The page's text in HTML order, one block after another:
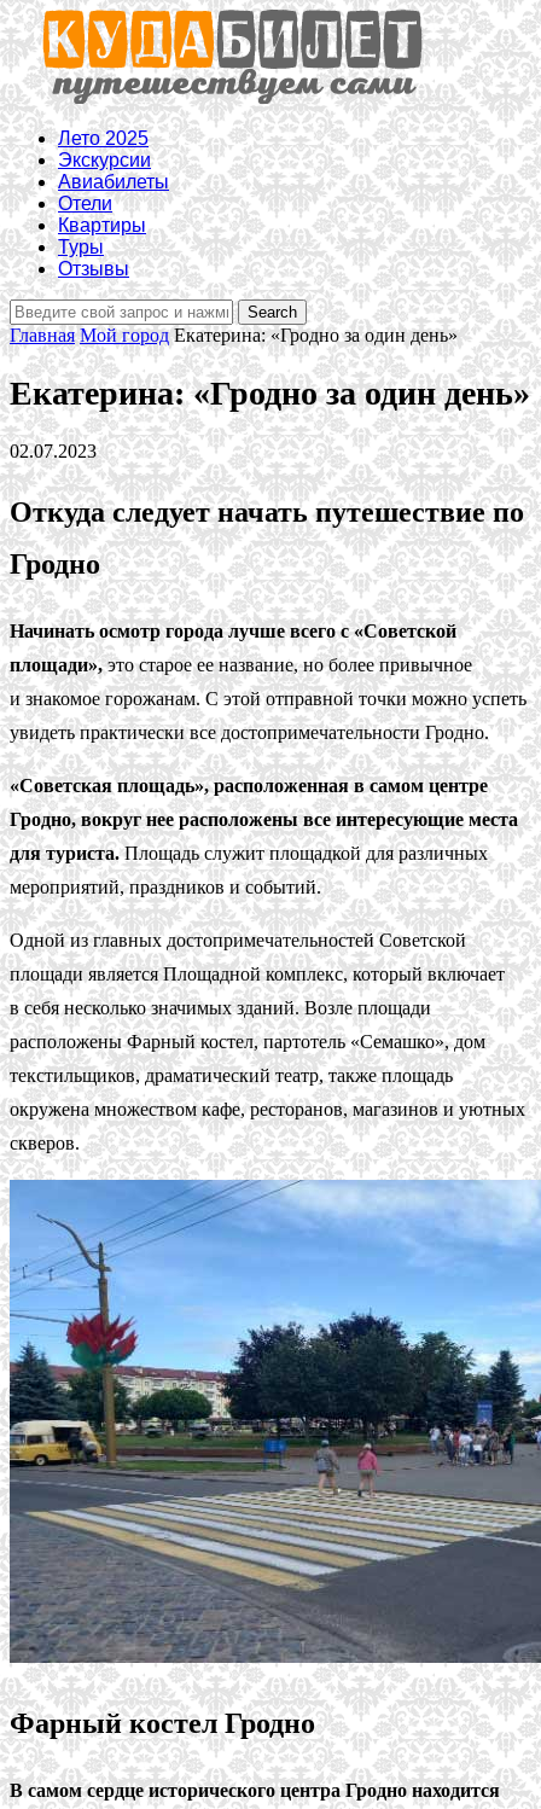
Лето 2025
Экскурсии
Авиабилеты
Отели
Квартиры
Туры
Отзывы
Главная Мой город Екатерина: «Гродно за один день»
Екатерина: «Гродно за один день»
02.07.2023
Откуда следует начать путешествие по
Гродно
Начинать осмотр города лучше всего с «Советской
площади»,это старое ее название, но более привычное
и знакомое горожанам. С этой отправной точки можно успеть
увидеть практически все достопримечательности Гродно.
«Советская площадь», расположенная в самом центре
Гродно, вокруг нее расположены все интересующие места
для туриста.Площадь служит площадкой для различных
мероприятий, праздников и событий.
Одной из главных достопримечательностей Советской
площади является Площадной комплекс, который включает
в себя несколько значимых зданий. Возле площади
расположены Фарный костел, партотель «Семашко», дом
текстильщиков, драматический театр, также площадь
окружена множеством кафе, ресторанов, магазинов и уютных
скверов.
Фарный костел Гродно
В самом сердце исторического центра Гродно находится